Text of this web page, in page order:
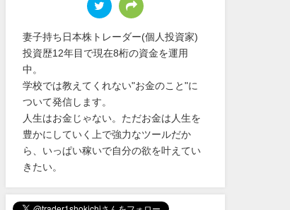
妻子持ち日本株トレーダー(個人投資家)
投資歴12年目で現在8桁の資金を運用
中。
学校では教えてくれない"お金のこと"に
ついて発信します。
人生はお金じゃない。ただお金は人生を
豊かにしていく上で強力なツールだか
ら、いっぱい稼いで自分の欲を叶えてい
きたい。